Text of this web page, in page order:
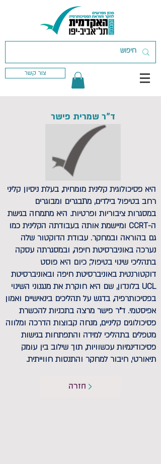
צור קשר
ד"ר שמרית פישר
היא פסיכולוגית קלינית מומחית, בעלת ניסיון קליני
רחב בטיפול בילדים, מתבגרים ומבוגרים
במסגרות ציבוריות ופרטיות. היא מתמחה בגישת
ה-CCRT ומיישמת אותה בעבודתה הקלינית כמו
גם בהוראה ובמחקר. עבודת הדוקטור שלה
נערכה באוניברסיטת חיפה, ובמסגרתה עסקה
בתהליכי שינוי בטיפול; כיום היא פוסט
דוקטורנטית באוניברסיטת חיפה ובאוניברסיטת
UCL בלונדון, שם היא חוקרת את מנגנוני השינוי
בפסיכותרפיה, בדגש על תהליכים בינאישיים ואמון
אפיסטמי. ד"ר פישר מרצה בתכניות להכשרת
פסיכולוגים קליניים, מנחה קבוצות הדרכה ומלווה
מטפלים בתהליכי למידה והתפתחות בגישות
פסיכודינמיות עכשוויות, תוך שילוב בין עומק
תיאורטי, חיבור למחקר והתנסות חווייתית.
חזרה